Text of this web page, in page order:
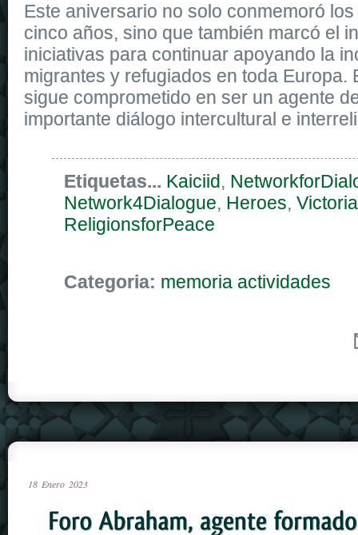
Este aniversario no solo conmemoró
cinco años, sino que también marcó el
iniciativas para continuar apoyando la
migrantes y refugiados en toda Europa.
sigue comprometido en ser un agente
importante diálogo intercultural e
Etiquetas... Kaiciid,
Network4Dialogue, Heroes, Victoria
ReligionsforPeace
Categoria: memoria actividades
18 Enero 2023